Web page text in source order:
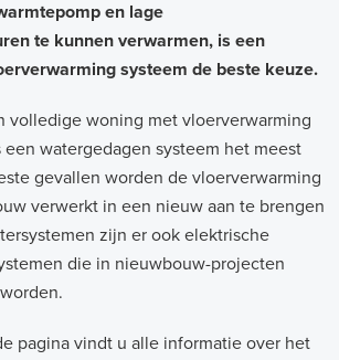
en lage
te kunnen verwarmen, is een
systeem de beste keuze.
volledige woning met vloerverwarming
watergedagen systeem het meest
gevallen worden de vloerverwarming
verwerkt in een nieuw aan te brengen
zijn er ook elektrische
die in nieuwbouw-projecten
pagina vindt u alle informatie over het